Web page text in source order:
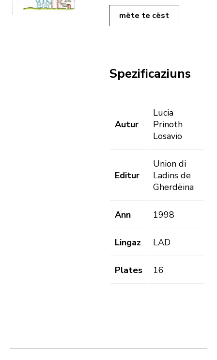
mëte te cëst
Spezificaziuns
Autur
Lucia
Prinoth
Losavio
Editur
Union di
Ladins de
Gherdëina
Ann 1998
Lingaz LAD
Plates 16